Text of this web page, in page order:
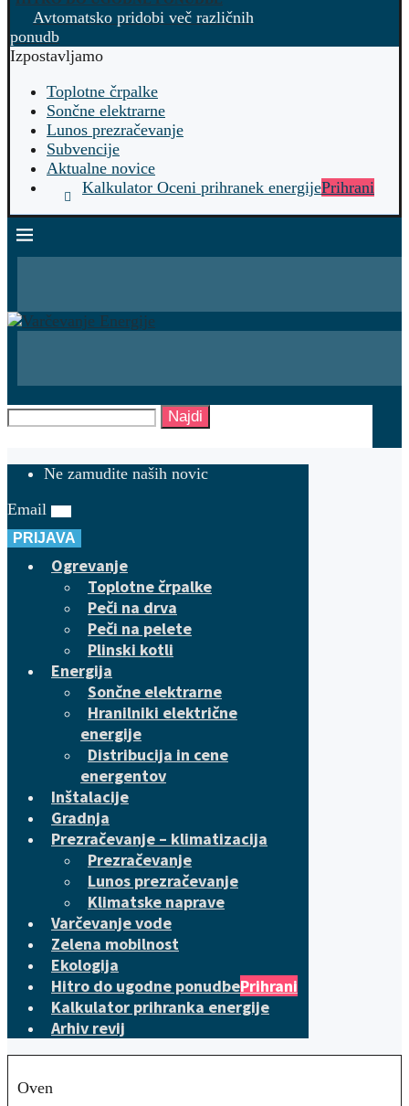
Avtomatsko pridobi več različnih
ponudb
Izpostavljamo
Toplotne črpalke
Sončne elektrarne
Lunos prezračevanje
Subvencije
Aktualne novice
Kalkulator Oceni prihranek energijePrihrani
Najdi
Ne zamudite naših novic
Email
PRIJAVA
Ogrevanje
Toplotne črpalke
Peči na drva
Peči na pelete
Plinski kotli
Energija
Sončne elektrarne
Hranilniki električne
energije
Distribucija in cene
energentov
Inštalacije
Gradnja
Prezračevanje – klimatizacija
Prezračevanje
Lunos prezračevanje
Klimatske naprave
Varčevanje vode
Zelena mobilnost
Ekologija
Hitro do ugodne ponudbePrihrani
Kalkulator prihranka energije
Arhiv revij
Oven